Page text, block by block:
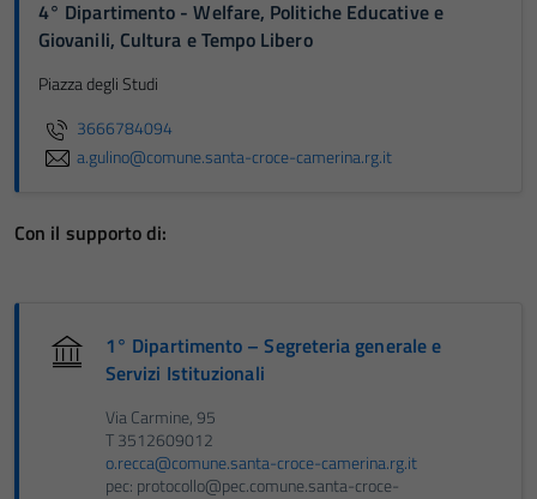
4° Dipartimento - Welfare, Politiche Educative e
Giovanili, Cultura e Tempo Libero
Piazza degli Studi
3666784094
a.gulino@comune.santa-croce-camerina.rg.it
Con il supporto di:
1° Dipartimento – Segreteria generale e
Servizi Istituzionali
Via Carmine, 95
T 3512609012
o.recca@comune.santa-croce-camerina.rg.it
pec: protocollo@pec.comune.santa-croce-